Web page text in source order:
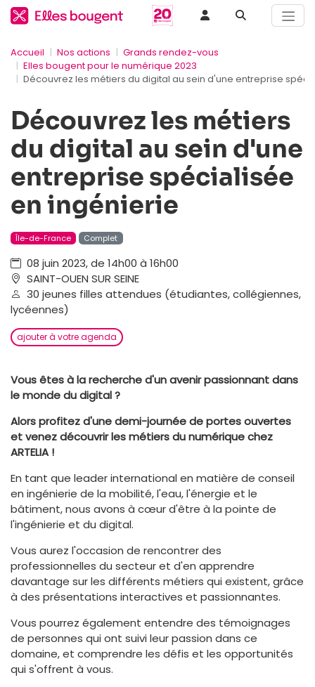
Accueil Nos actions
Grands rendez-vous
Elles bougent pour le numérique 2023
Découvrez les métiers du digital au sein d'une entreprise
Découvrez les métiers
du digital au sein d'une
entreprise spécialisée
en ingénierie
Île-de-France Complet
08 juin 2023, de 14h00 à 16h00
SAINT-OUEN SUR SEINE
30 jeunes filles attendues (étudiantes, collégiennes,
lycéennes)
ajouter à votre agenda
Vous êtes à la recherche d'un avenir passionnant dans
le monde du digital ?
Alors profitez d'une demi-journée de portes ouvertes
et venez découvrir les métiers du numérique chez
ARTELIA !
En tant que leader international en matière de conseil
en ingénierie de la mobilité, l'eau, l'énergie et le
bâtiment, nous avons à cœur d'être à la pointe de
l'ingénierie et du digital.
Vous aurez l'occasion de rencontrer des
professionnelles du secteur et d'en apprendre
davantage sur les différents métiers qui existent, grâce
à des présentations interactives et passionnantes.
Vous pourrez également entendre des témoignages
de personnes qui ont suivi leur passion dans ce
domaine, et comprendre les défis et les opportunités
qui s'offrent à vous.